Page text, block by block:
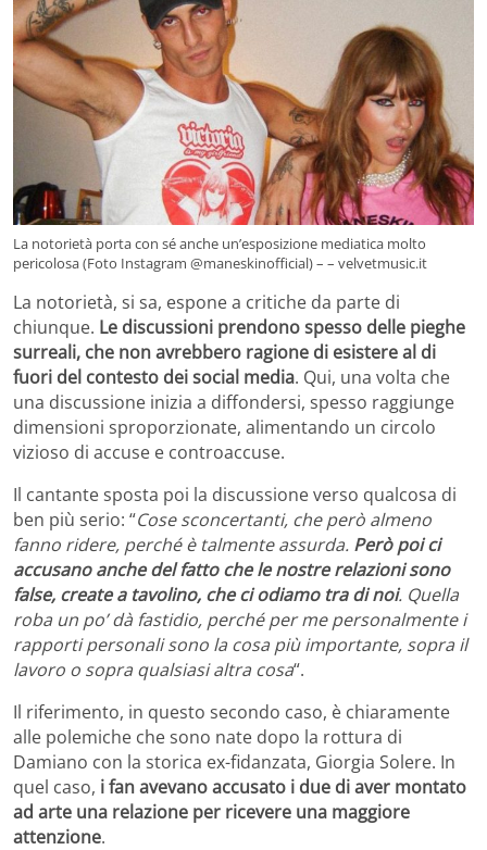
La notorietà porta con sé anche un’esposizione mediatica molto
pericolosa (Foto Instagram @maneskinofficial) – – velvetmusic.it
La notorietà, si sa, espone a critiche da parte di
chiunque. Le discussioni prendono spesso delle pieghe
surreali, che non avrebbero ragione di esistere al di
fuori del contesto dei social media. Qui, una volta che
una discussione inizia a diffondersi, spesso raggiunge
dimensioni sproporzionate, alimentando un circolo
vizioso di accuse e controaccuse.
Il cantante sposta poi la discussione verso qualcosa di
ben più serio: “Cose sconcertanti, che però almeno
fanno ridere, perché è talmente assurda. Però poi ci
accusano anche del fatto che le nostre relazioni sono
false, create a tavolino, che ci odiamo tra di noi. Quella
roba un po’ dà fastidio, perché per me personalmente i
rapporti personali sono la cosa più importante, sopra il
lavoro o sopra qualsiasi altra cosa“.
Il riferimento, in questo secondo caso, è chiaramente
alle polemiche che sono nate dopo la rottura di
Damiano con la storica ex-fidanzata, Giorgia Solere. In
quel caso, i fan avevano accusato i due di aver montato
ad arte una relazione per ricevere una maggiore
attenzione.